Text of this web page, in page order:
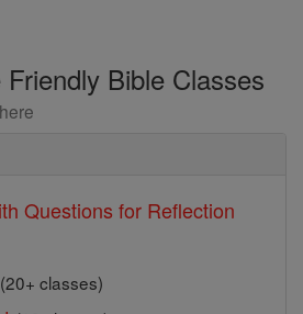
Bible Classes
Questions for Reflection
(20+ classes)